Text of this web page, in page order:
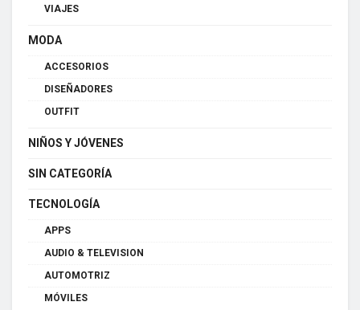
VIAJES
MODA
ACCESORIOS
DISEÑADORES
OUTFIT
NIÑOS Y JÓVENES
SIN CATEGORÍA
TECNOLOGÍA
APPS
AUDIO & TELEVISION
AUTOMOTRIZ
MÓVILES